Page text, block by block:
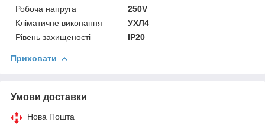
Робоча напруга
250V
Кліматичне виконання
УХЛ4
Рівень захищеності
IP20
Приховати
Умови доставки
Нова Пошта